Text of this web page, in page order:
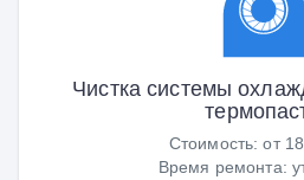
Чистка системы
Стоимость:от
Время ремонта: